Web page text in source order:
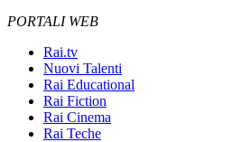
PORTALI WEB
Rai.tv
Nuovi Talenti
Rai Educational
Rai Fiction
Rai Cinema
Rai Teche